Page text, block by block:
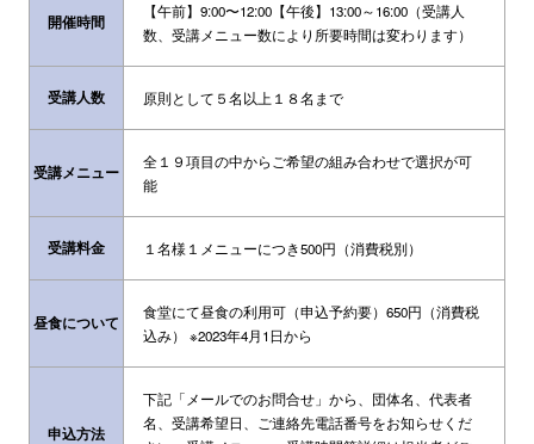
開催時間
【午前】9:00〜12:00【午後】13:00～16:00（受講人
数、受講メニュー数により所要時間は変わります）
受講人数 原則として５名以上１８名まで
受講メニュー
全１９項目の中からご希望の組み合わせで選択が可
能
受講料金 １名様１メニューにつき500円（消費税別）
昼食について
食堂にて昼食の利用可（申込予約要）650円（消費税
込み） ※2023年4月1日から
申込方法
下記「メールでのお問合せ」から、団体名、代表者
名、受講希望日、ご連絡先電話番号をお知らせくだ